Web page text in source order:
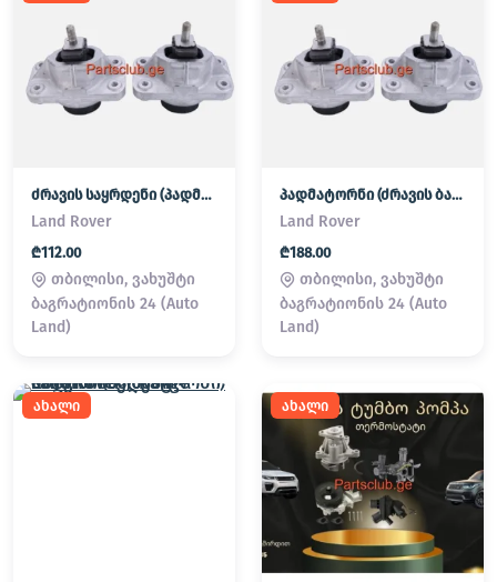
ძრავის საყრდენი (პადმატორნი)
Land Rover
₾112.00
თბილისი, ვახუშტი
ბაგრატიონის 24 (Auto
Land)
პადმატორნი (ძრავის ბალიში) LAND ROVER
Land Rover
₾188.00
თბილისი, ვახუშტი
ბაგრატიონის 24 (Auto
Land)
ახალი ახალი